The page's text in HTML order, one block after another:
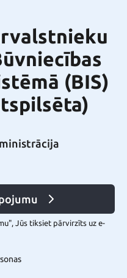
(BIS)
Jūs tiksiet pārvirzīts uz e-